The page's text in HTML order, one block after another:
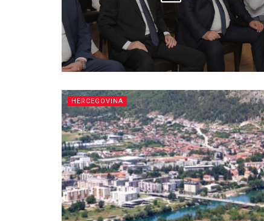
HERCEGOVINA